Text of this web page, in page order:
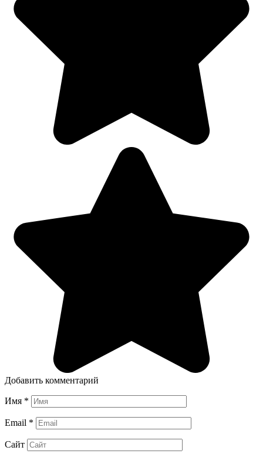
Добавить комментарий
Имя *
Email *
Сайт